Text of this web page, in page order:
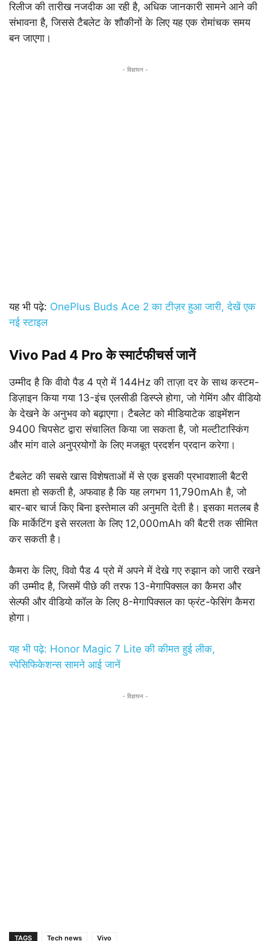
रिलीज की तारीख नजदीक आ रही है, अधिक जानकारी सामने आने की
संभावना है, जिससे टैबलेट के शौकीनों के लिए यह एक रोमांचक समय
बन जाएगा।
- विज्ञापन -
यह भी पढ़े: OnePlus Buds Ace 2 का टीज़र हुआ जारी, देखें एक
नई स्टाइल
Vivo Pad 4 Pro के स्मार्टफीचर्स जानें
उम्मीद है कि वीवो पैड 4 प्रो में 144Hz की ताज़ा दर के साथ कस्टम-
डिज़ाइन किया गया 13-इंच एलसीडी डिस्प्ले होगा, जो गेमिंग और वीडियो
के देखने के अनुभव को बढ़ाएगा। टैबलेट को मीडियाटेक डाइमेंशन
9400 चिपसेट द्वारा संचालित किया जा सकता है, जो मल्टीटास्किंग
और मांग वाले अनुप्रयोगों के लिए मजबूत प्रदर्शन प्रदान करेगा।
टैबलेट की सबसे खास विशेषताओं में से एक इसकी प्रभावशाली बैटरी
क्षमता हो सकती है, अफवाह है कि यह लगभग 11,790mAh है, जो
बार-बार चार्ज किए बिना इस्तेमाल की अनुमति देती है। इसका मतलब है
कि मार्केटिंग इसे सरलता के लिए 12,000mAh की बैटरी तक सीमित
कर सकती है।
कैमरा के लिए, विवो पैड 4 प्रो में अपने में देखे गए रुझान को जारी रखने
की उम्मीद है, जिसमें पीछे की तरफ 13-मेगापिक्सल का कैमरा और
सेल्फी और वीडियो कॉल के लिए 8-मेगापिक्सल का फ्रंट-फेसिंग कैमरा
होगा।
यह भी पढ़े: Honor Magic 7 Lite की कीमत हुई लीक,
स्पेसिफिकेशन्स सामने आई जानें
- विज्ञापन -
TAGS Tech news Vivo